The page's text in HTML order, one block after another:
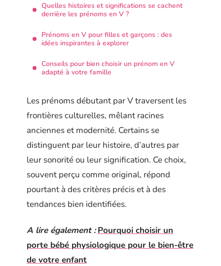
Quelles histoires et significations se cachent
derrière les prénoms en V ?
Prénoms en V pour filles et garçons : des
idées inspirantes à explorer
Conseils pour bien choisir un prénom en V
adapté à votre famille
Les prénoms débutant par V traversent les
frontières culturelles, mêlant racines
anciennes et modernité. Certains se
distinguent par leur histoire, d’autres par
leur sonorité ou leur signification. Ce choix,
souvent perçu comme original, répond
pourtant à des critères précis et à des
tendances bien identifiées.
A lire également : Pourquoi choisir un
porte bébé physiologique pour le bien-être
de votre enfant